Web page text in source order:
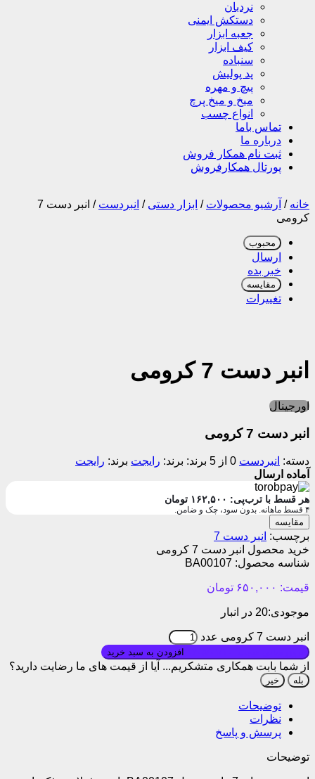
نردبان
دستکش ایمنی
جعبه ابزار
کیف ابزار
سنباده
پد پولیش
پیچ و مهره
میخ و میخ پرچ
انواع چسب
تماس باما
درباره ما
ثبت نام همکار فروش
پورتال همکارفروش
خانه / آرشیو محصولات / ابزار دستی / انبردست /
انبر دست 7
کرومی
محبوب
ارسال
خبر بده
مقایسه
تغییرات
انبر دست 7 کرومی
اورجینال
انبر دست 7 کرومی
دسته: انبردست 0 از 5 برند: رایجت برند: رایجت
آماده ارسال
هر قسط با ترب‌پی: ۱۶۲,۵۰۰ تومان
۴ قسط ماهانه. بدون سود، چک و ضامن.
مقایسه
برچسب: انبر دست 7
خرید محصول انبر دست 7 کرومی
شناسه محصول: BA00107
قیمت: ۶۵۰,۰۰۰ تومان
موجودی:20 در انبار
انبر دست 7 کرومی عدد
از شما بابت همکاری متشکریم... آیا از قیمت های ما رضایت دارید؟
بله خیر
توضیحات
نظرات
پرسش و پاسخ
توضیحات